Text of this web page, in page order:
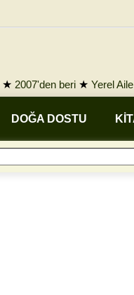
★ 2007'den beri ★ Yerel
DOĞA DOSTU